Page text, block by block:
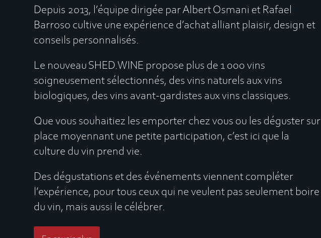
Depuis 2013, l’équipe dirigée par Albert Osmani et Rafael
Barroso cultive une expérience d’achat alliant plaisir, design et
conseils personnalisés.
Le nouveau SHED.WINE propose plus de 1 000 vins
soigneusement sélectionnés, des vins naturels aux vins
biologiques, des vins avant-gardistes aux vins classiques.
Que vous souhaitiez les emporter chez vous ou les déguster sur
place moyennant une petite participation, c’est ici que la
culture du vin prend vie.
Des dégustations et des événements viennent compléter
l’expérience, pour tous ceux qui ne veulent pas seulement boire
du vin, mais aussi le célébrer.